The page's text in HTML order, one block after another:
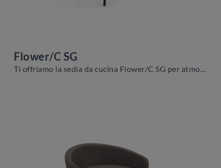
Flower/C SG
Ti offriamo la sedia da cucina Flower/C SG per atmosfere moderne, tra le più belle Sedie sgabelli di Zamagna.